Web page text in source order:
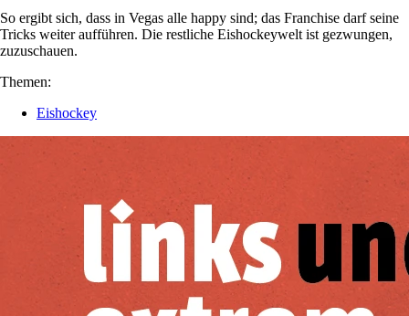
So ergibt sich, dass in Vegas alle happy sind; das Franchise darf seine
Tricks weiter aufführen. Die restliche Eishockeywelt ist gezwungen,
zuzuschauen.
Themen:
Eishockey